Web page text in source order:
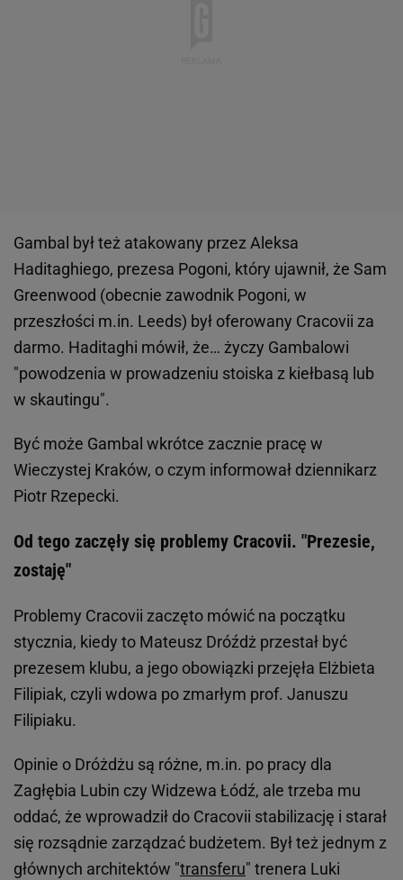
Gambal był też atakowany przez Aleksa
Haditaghiego, prezesa Pogoni, który ujawnił, że Sam
Greenwood (obecnie zawodnik Pogoni, w
przeszłości m.in. Leeds) był oferowany Cracovii za
darmo. Haditaghi mówił, że… życzy Gambalowi
"powodzenia w prowadzeniu stoiska z kiełbasą lub
w skautingu".
Być może Gambal wkrótce zacznie pracę w
Wieczystej Kraków, o czym informował dziennikarz
Piotr Rzepecki.
Od tego zaczęły się problemy Cracovii. "Prezesie,
zostaję"
Problemy Cracovii zaczęto mówić na początku
stycznia, kiedy to Mateusz Dróźdż przestał być
prezesem klubu, a jego obowiązki przejęła Elżbieta
Filipiak, czyli wdowa po zmarłym prof. Januszu
Filipiaku.
Opinie o Dróżdżu są różne, m.in. po pracy dla
Zagłębia Lubin czy Widzewa Łódź, ale trzeba mu
oddać, że wprowadził do Cracovii stabilizację i starał
się rozsądnie zarządzać budżetem. Był też jednym z
głównych architektów "transferu" trenera Luki